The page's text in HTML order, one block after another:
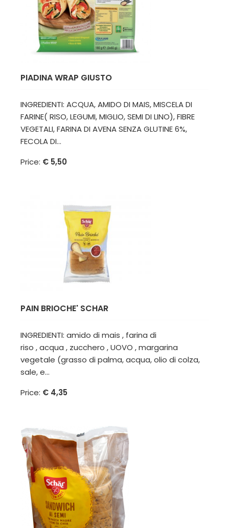
PIADINA WRAP GIUSTO
INGREDIENTI: ACQUA, AMIDO DI MAIS, MISCELA DI
FARINE( RISO, LEGUMI, MIGLIO, SEMI DI LINO), FIBRE
VEGETALI, FARINA DI AVENA SENZA GLUTINE 6%,
FECOLA DI...
Price: € 5,50
PAIN BRIOCHE' SCHAR
INGREDIENTI: amido di mais , farina di
riso , acqua , zucchero , UOVO , margarina
vegetale (grasso di palma, acqua, olio di colza,
sale, e...
Price: € 4,35